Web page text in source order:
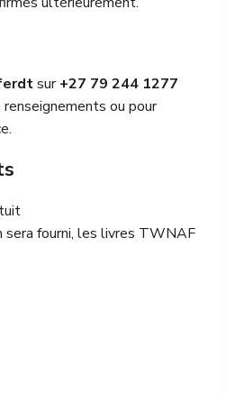
sur+27 79 244 1277
ou pour
sera fourni, les livres TWNAF